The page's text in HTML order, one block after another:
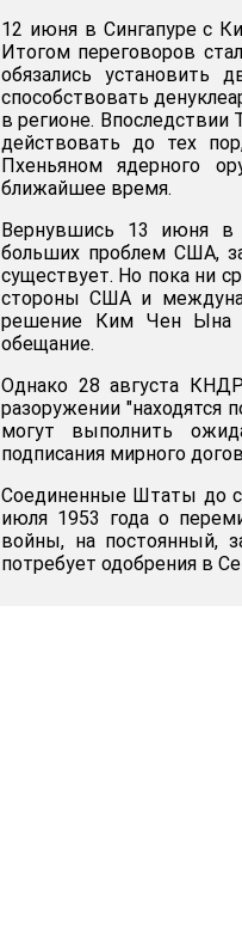
12 июня в Сингапуре с
Итогом переговоров
обязались установить
способствовать
в регионе.
действовать до тех
Пхеньяном ядерного
ближайшее время.
Вернувшись 13 июня в
больших проблем США,
существует. Но пока ни
стороны США и
решение Ким Чен Ына
обещание.
Однако 28 августа
разоружении "находятся
могут выполнить
подписания мирного
Соединенные Штаты до
июля 1953 года о
войны, на постоянный,
потребует одобрения в